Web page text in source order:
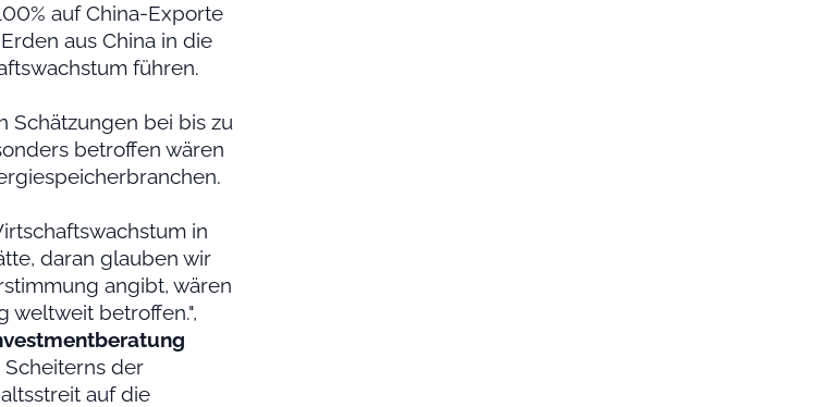
auf China-Exporte
aus China in die
führen.
Schätzungen bei bis zu
betroffen wären
in
daran glauben wir
angibt, wären
weltweit betroffen.",
der
auf die